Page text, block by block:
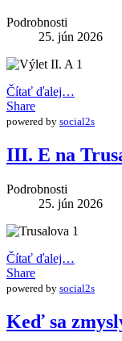
Podrobnosti
25. jún 2026
Čítať ďalej…
Share
powered by social2s
III. E na
Podrobnosti
25. jún 2026
Čítať ďalej…
Share
powered by social2s
Keď sa